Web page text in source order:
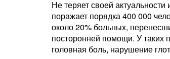
Не теряет своей
поражает порядка 400 000
около 20% больных,
посторонней помощи. У таких
головная боль, нарушение